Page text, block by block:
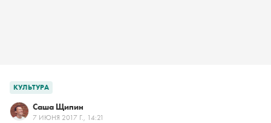
КУЛЬТУРА
Саша Щипин
7 ИЮНЯ 2017 Г., 14:21